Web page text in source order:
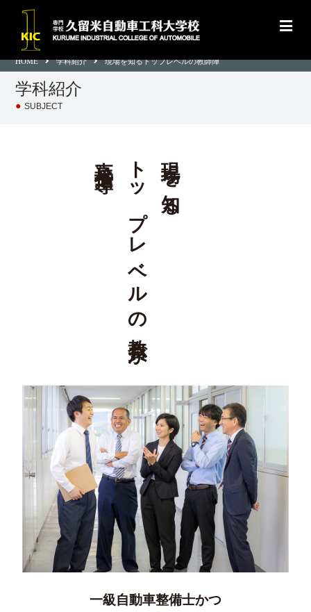
HOME 学科紹介 現場を知るトップレベルの教師陣
学科紹介
● SUBJECT
現場を知る
トップレベルの教員が
直接指導。
⼀級⾃動⾞整備⼠かつ